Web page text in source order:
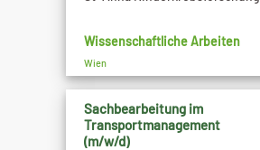
Wissenschaftliche Arbeiten
Wien
Sachbearbeitung im
Transportmanagement
(m/w/d)